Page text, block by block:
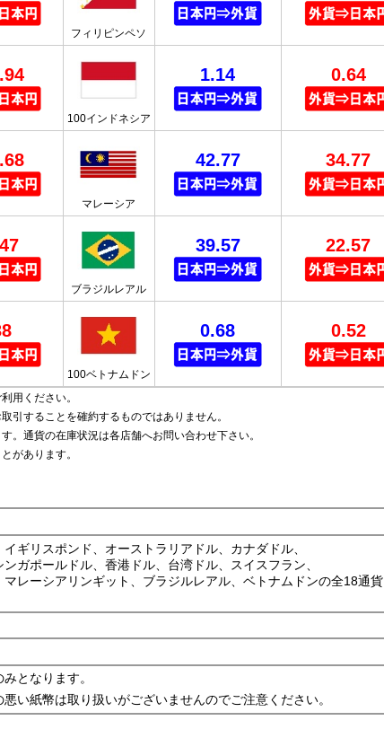
フィリピンペソ
100インドネシア
1.14 0.64
マレーシア
42.77 34.77
ブラジルレアル
39.57 22.57
100ベトナムドン
0.68 0.52
用ください。
引することを確約するものではありません。
。通貨の在庫状況は各店舗へお問い合わせ下さい。
があります。
ギリスポンド、オーストラリアドル、カナダドル、
ガポールドル、香港ドル、台湾ドル、スイスフラン、
レーシアリンギット、ブラジルレアル、ベトナムドンの全18通貨
となります。
い紙幣は取り扱いがございませんのでご注意ください。